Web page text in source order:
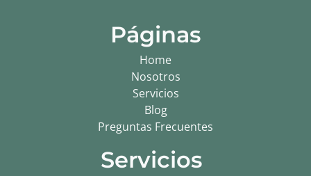
Páginas
Home
Nosotros
Servicios
Blog
Preguntas Frecuentes
Servicios